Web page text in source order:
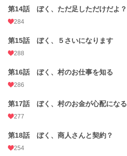
第14話 ぼく、ただ足しただけだよ？
284
第15話 ぼく、５さいになります
288
第16話 ぼく、村のお仕事を知る
286
第17話 ぼく、村のお金が心配になる
277
第18話 ぼく、商人さんと契約？
254